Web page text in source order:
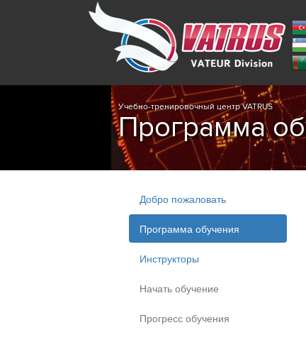
Учебно-тренировочный центр VATRUS
Программа
Добро пожаловать
Программа обучения
Инструкторы
Начать обучение
Прогресс обучения